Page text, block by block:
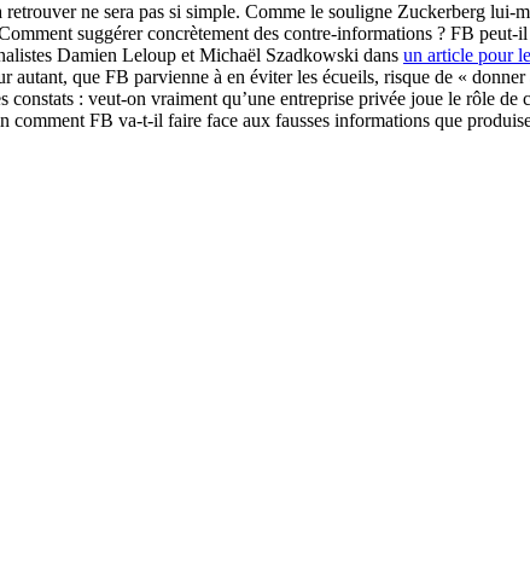
ne sera pas si simple. Comme le souligne Zuckerberg lui-
suggérer concrètement des contre-informations ? FB
Damien Leloup et Michaël Szadkowski dans un article pour
autant, que FB parvienne à en éviter les écueils, risque de «
constats : veut-on vraiment qu’une entreprise privée joue le rôle
FB va-t-il faire face aux fausses informations que